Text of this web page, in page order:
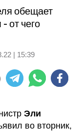
обещает
от чего
| 15:39
Эли
во вторник,